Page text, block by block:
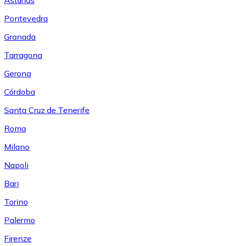
Pontevedra
Granada
Tarragona
Gerona
Córdoba
Santa Cruz de Tenerife
Roma
Milano
Napoli
Bari
Torino
Palermo
Firenze